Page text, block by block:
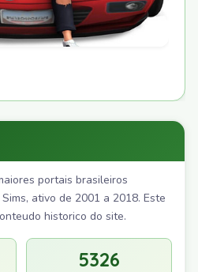
portais brasileiros
ativo de 2001 a 2018. Este
historico do site.
5326